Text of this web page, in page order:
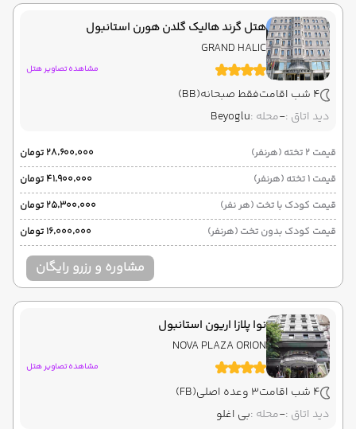
هتل گرند هالیک گلدن هورن استانبول
GRAND HALIC
مشاهده تصاویر هتل
4 شب اقامت فقط صبحانه(BB)
دید اتاق :-محله :Beyoglu
قیمت 2 تخته (هرنفر)
۲۸٬۶۰۰٬۰۰۰ تومان
قیمت 1 تخته (هرنفر)
۴۱٬۹۰۰٬۰۰۰ تومان
قیمت کودک با تخت (هر نفر)
۲۵٬۳۰۰٬۰۰۰ تومان
قیمت کودک بدون تخت (هرنفر)
۱۶٬۰۰۰٬۰۰۰ تومان
مشاوره و رزرو رایگان
نوا پلازا اریون استانبول
NOVA PLAZA ORION
مشاهده تصاویر هتل
4 شب اقامت 3 وعده اصلی
(FB)
دید اتاق :-محله :بی اغلو